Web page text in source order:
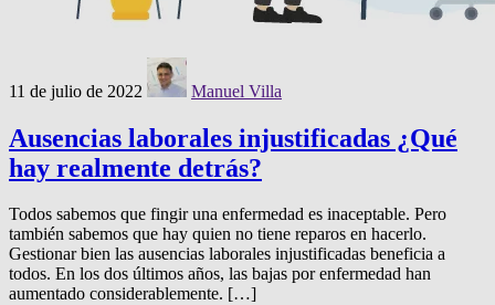
11 de julio de 2022 Manuel Villa
Ausencias laborales injustificadas ¿Qué
hay realmente detrás?
Todos sabemos que fingir una enfermedad es inaceptable. Pero
también sabemos que hay quien no tiene reparos en hacerlo.
Gestionar bien las ausencias laborales injustificadas beneficia a
todos. En los dos últimos años, las bajas por enfermedad han
aumentado considerablemente. […]